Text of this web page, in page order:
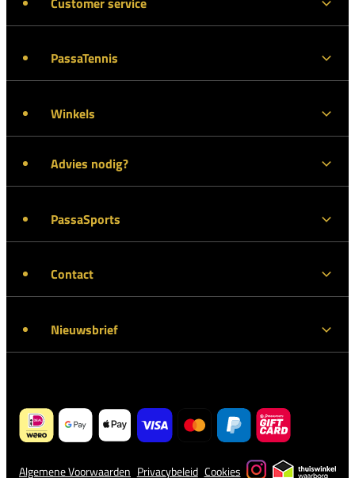
PassaTennis
Winkels
Advies nodig?
PassaSports
Contact
Nieuwsbrief
Algemene Voorwaarden Privacybeleid Cookies